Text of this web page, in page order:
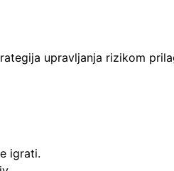
upravljanja rizikom
igrati.